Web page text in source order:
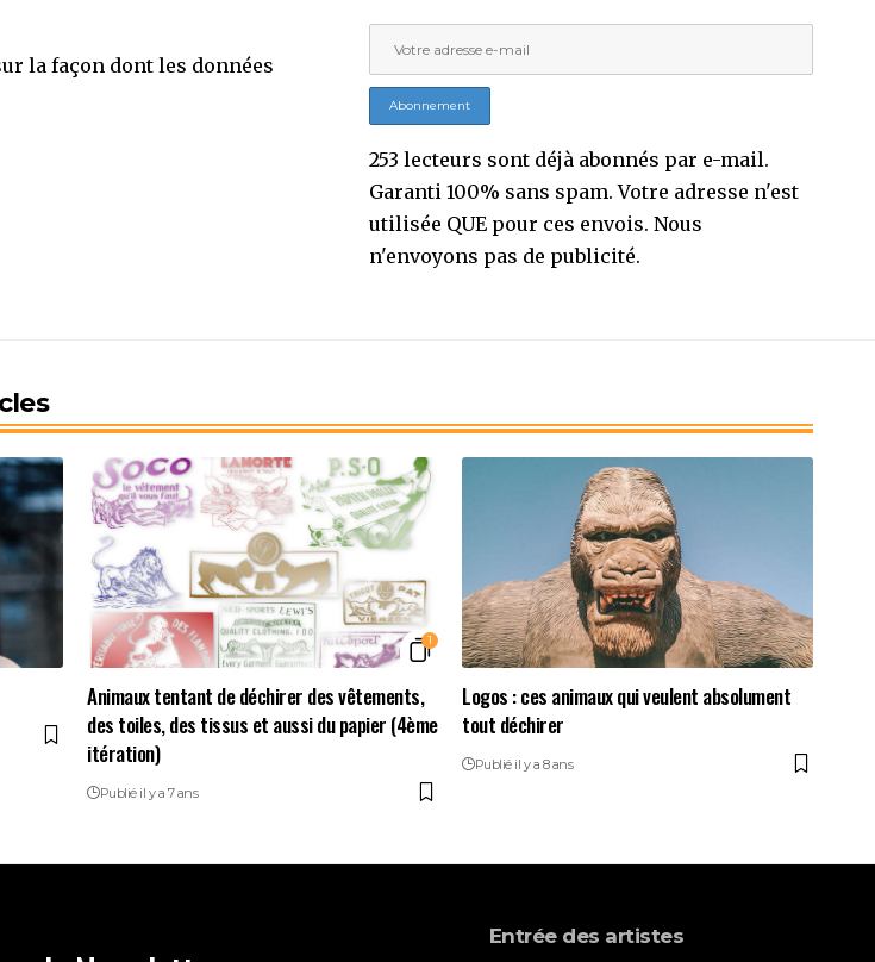
la façon dont les données
253 lecteurs sont déjà abonnés par e-mail.
Garanti 100% sans spam. Votre adresse n'est
utilisée QUE pour ces envois. Nous
n'envoyons pas de publicité.
1
Animaux tentant de déchirer des vêtements,
des toiles, des tissus et aussi du papier (4ème
itération)
Publié il y a 7 ans
Logos : ces animaux qui veulent absolument
tout déchirer
Publié il y a 8 ans
Entrée des artistes